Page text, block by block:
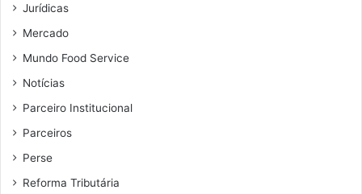
Jurídicas
Mercado
Mundo Food Service
Notícias
Parceiro Institucional
Parceiros
Perse
Reforma Tributária